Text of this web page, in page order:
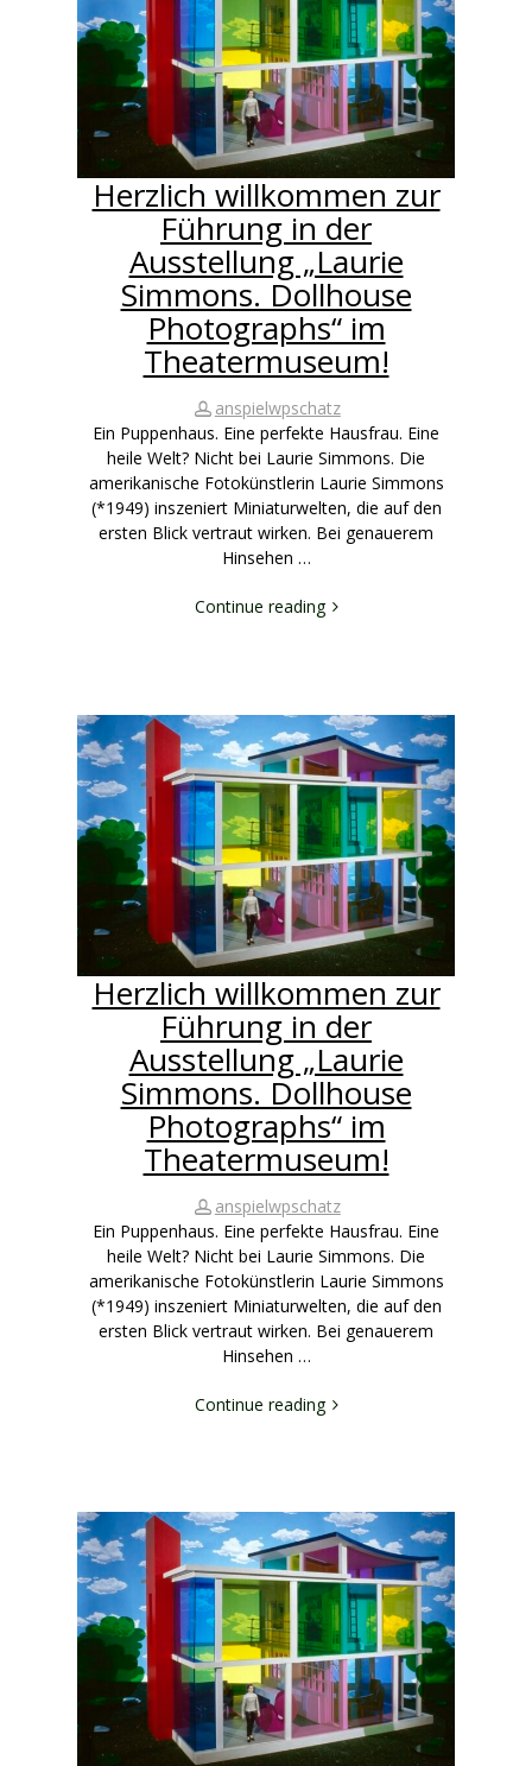
Herzlich willkommen zur
Führung in der
Ausstellung „Laurie
Simmons. Dollhouse
Photographs“ im
Theatermuseum!
anspielwpschatz
Ein Puppenhaus. Eine perfekte Hausfrau. Eine
heile Welt? Nicht bei Laurie Simmons. Die
amerikanische Fotokünstlerin Laurie Simmons
(*1949) inszeniert Miniaturwelten, die auf den
ersten Blick vertraut wirken. Bei genauerem
Hinsehen …
Continue reading
Herzlich willkommen zur
Führung in der
Ausstellung „Laurie
Simmons. Dollhouse
Photographs“ im
Theatermuseum!
anspielwpschatz
Ein Puppenhaus. Eine perfekte Hausfrau. Eine
heile Welt? Nicht bei Laurie Simmons. Die
amerikanische Fotokünstlerin Laurie Simmons
(*1949) inszeniert Miniaturwelten, die auf den
ersten Blick vertraut wirken. Bei genauerem
Hinsehen …
Continue reading